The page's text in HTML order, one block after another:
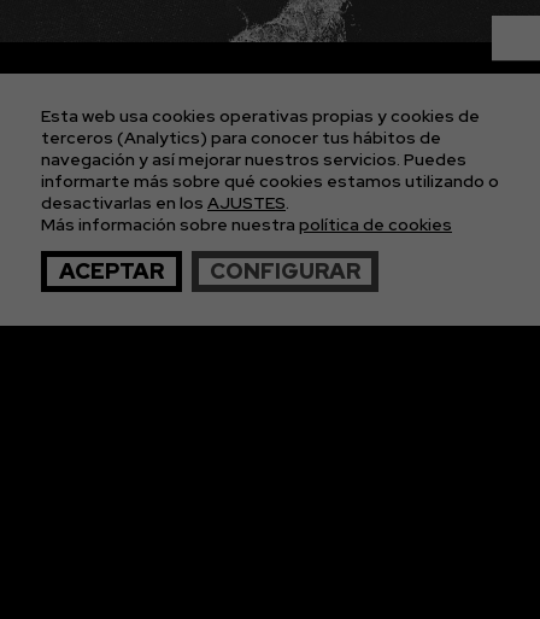
CONTACTO
POLÍTICA DE PRIVACIDAD
CONDICIONES GENERALES DE LAS ENTRADAS
APÚNTATE A
NUESTRA NEWS
© 2026 The Imagos. Todos los derechos reservados
Esta web usa cookies operativas propias y cookies de
terceros (Analytics) para conocer tus hábitos de
navegación y así mejorar nuestros servicios. Puedes
informarte más sobre qué cookies estamos utilizando o
desactivarlas en los AJUSTES.
Más información sobre nuestra política de cookies
ACEPTAR CONFIGURAR